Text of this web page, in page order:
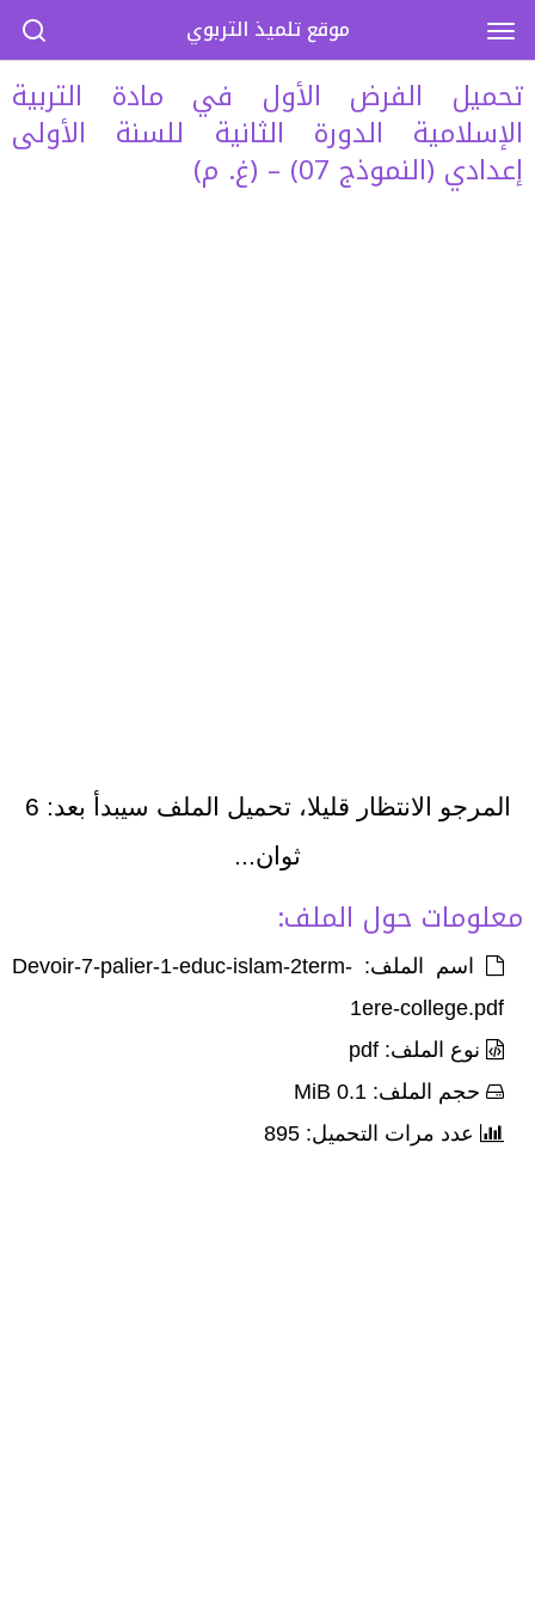
تحميل الفرض الأول في مادة التربية
الإسلامية الدورة الثانية للسنة الأولى
إعدادي (النموذج 07) – (غ. م)
المرجو الانتظار قليلا، تحميل الملف سيبدأ بعد: 6
ثوان...
معلومات حول الملف:
اسم الملف: Devoir-7-palier-1-educ-islam-2term-
1ere-college.pdf
نوع الملف: pdf
حجم الملف: 0.1 MiB
عدد مرات التحميل: 895
موقع تلميذ التربوي